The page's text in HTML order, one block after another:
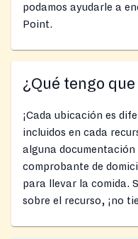
podamos ayudarle a
Point.
¿Qué tengo
¡Cada ubicación es
incluidos en cada
alguna
comprobante de
para llevar la comida.
sobre el recurso, ¡no